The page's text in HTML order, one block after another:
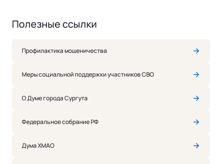
Полезные ссылки
Профилактика мошеничества
Меры социальной поддержки участников СВО
О Думе города Сургута
Федеральное собрание РФ
Дума ХМАО